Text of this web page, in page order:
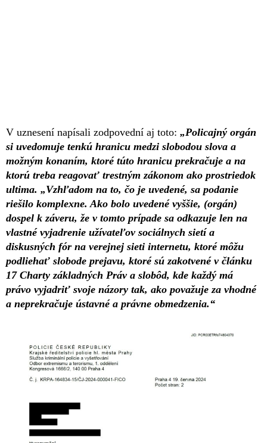
V uznesení napísali zodpovední aj toto: „Policajný orgán
si uvedomuje tenkú hranicu medzi slobodou slova a
možným konaním, ktoré túto hranicu prekračuje a na
ktorú treba reagovať trestným zákonom ako prostriedok
ultima. „Vzhľadom na to, čo je uvedené, sa podanie
riešilo komplexne. Ako bolo uvedené vyššie, (orgán)
dospel k záveru, že v tomto prípade sa odkazuje len na
vlastné vyjadrenie užívateľov sociálnych sietí a
diskusných fór na verejnej sieti internetu, ktoré môžu
podliehať slobode prejavu, ktoré sú zakotvené v článku
17 Charty základných Práv a slobôd, kde každý má
právo vyjadriť svoje názory tak, ako považuje za vhodné
a neprekračuje ústavné a právne obmedzenia.“